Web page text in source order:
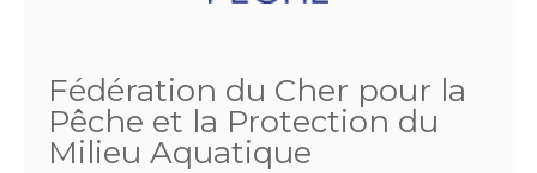
Fédération du Cher pour la
Pêche et la Protection du
Milieu Aquatique